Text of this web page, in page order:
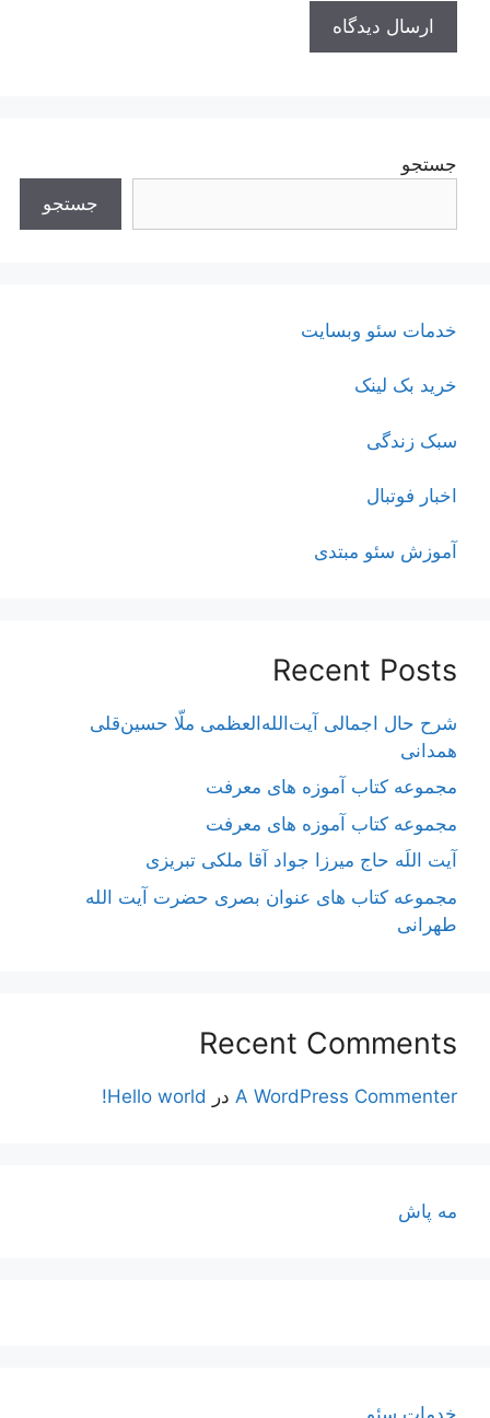
جستجو
جستجو
خدمات سئو وبسایت
خرید بک لینک
سبک زندگی
اخبار فوتبال
آموزش سئو مبتدی
Recent Posts
شرح حال اجمالی آیت‌الله‌العظمی ملّا حسین‌قلی
همدانی
مجموعه کتاب آموزه های معرفت
مجموعه کتاب آموزه های معرفت
آیت اللَه حاج میرزا جواد آقا ملکی تبریزی
مجموعه کتاب های عنوان بصری حضرت آیت الله
طهرانی
Recent Comments
A WordPress Commenter در Hello world!
مه پاش
خدمات سئو